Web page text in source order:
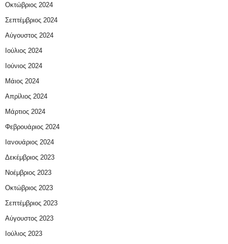
Οκτώβριος 2024
Σεπτέμβριος 2024
Αύγουστος 2024
Ιούλιος 2024
Ιούνιος 2024
Μάιος 2024
Απρίλιος 2024
Μάρτιος 2024
Φεβρουάριος 2024
Ιανουάριος 2024
Δεκέμβριος 2023
Νοέμβριος 2023
Οκτώβριος 2023
Σεπτέμβριος 2023
Αύγουστος 2023
Ιούλιος 2023